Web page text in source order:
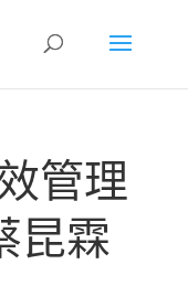
管理
昆霖